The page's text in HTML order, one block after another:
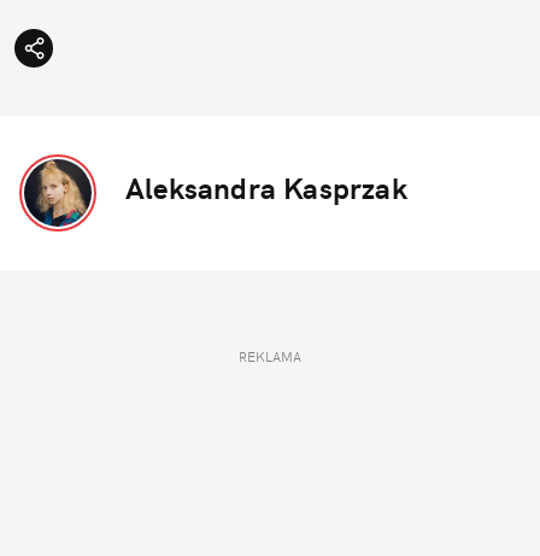
Aleksandra Kasprzak
REKLAMA